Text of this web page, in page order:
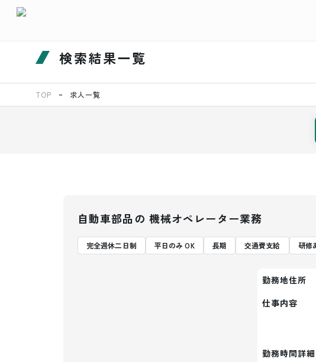
検索結果一覧
TOP 求人一覧
自動車部品の 機械オペレーター業務
完全週休二日制 平日のみ OK 長期 交通費支給 研修
勤務地住所
仕事内容
勤務時間詳細